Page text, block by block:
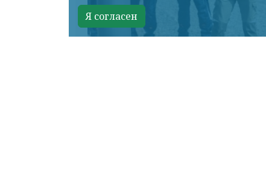
Я согласен